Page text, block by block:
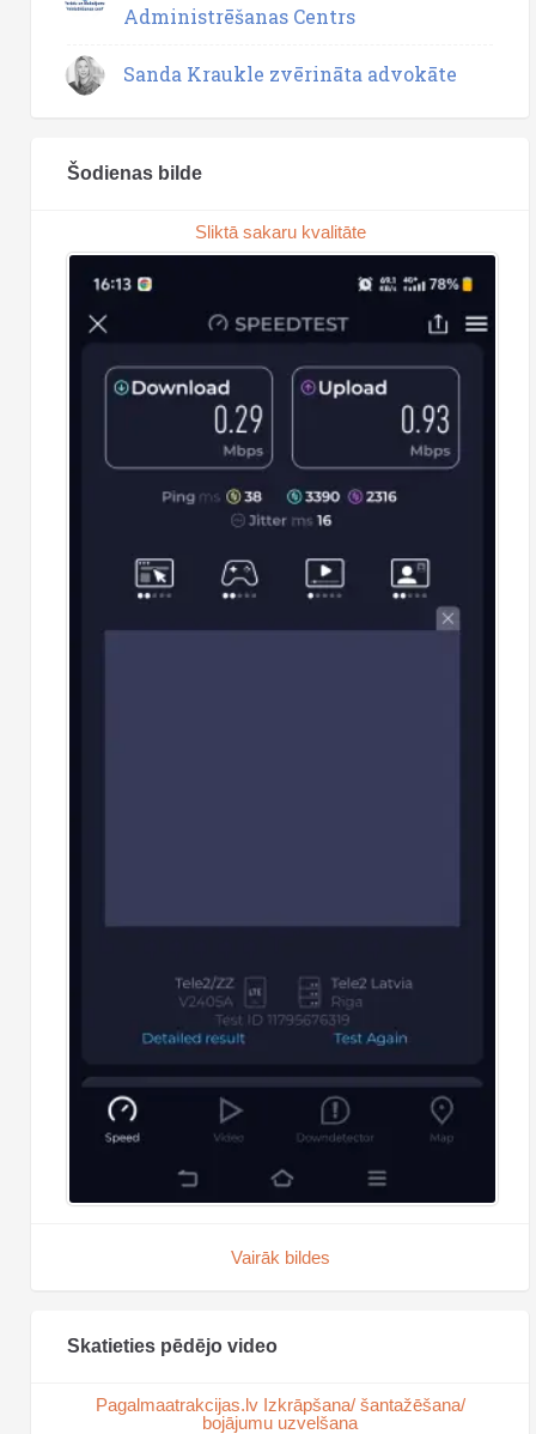
Administrēšanas Centrs
Sanda Kraukle zvērināta advokāte
Šodienas bilde
Sliktā sakaru kvalitāte
Vairāk bildes
Skatieties pēdējo video
Pagalmaatrakcijas.lv Izkrāpšana/ šantažēšana/
bojājumu uzvelšana